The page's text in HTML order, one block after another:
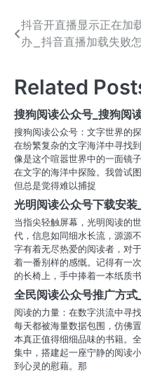
文
章
导
航
抖音开直播显示正在加
办_抖音直播加载失败
Related
搜狗阅读公众号_搜狗阅
搜狗阅读公众号：文字世界的
在纷繁复杂的文字海洋中寻找
像是这个喧嚣世界中的一面镜
在文字的海洋中探险。我曾试
但总是觉得难以捕捉
光明阅读公众号下载安
当指尖轻触屏幕，光明阅读的
代，信息如同细水长流，源源
字有着无尽热爱的阅读者，对
着一番别样的感慨。记得有一
的长椅上，手中捧着一本纸质
全民阅读公众号推广方式
阅读的力量：在数字洪流中寻
每天都被海量数据包围，仿佛
本真正值得细细品味的书籍。
集中，搭建起一座宁静的阅读
到心灵的慰藉。那